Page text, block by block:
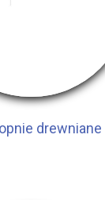
drewniane